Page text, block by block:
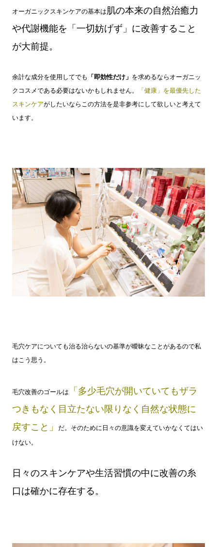
オーガニックスキンケアの基本は肌の本来の自然治癒力
や代謝機能を 「一切妨げず」に改善すること
が大前提。
余計な成分を使用してでも 「即効性だけ」 を求めるなら オーガニッ
クコスメである必要はないかもしれません。
「健康」を最優先した
スキンケアがしたいならこの方法を是非参考にして欲しいと考えて
います。
毛穴ケアについても治る治らないの基準が曖昧なことがあるので私
はこう思う。
毛穴改善のゴールは
「多少毛穴が開いていてもザラ
つきもなく目立たない限りなく自然な状態に
戻すこと 」 だ。 そのために 日々の意識を変えていかなくてはい
けない。
日々のスキンケアや生活習慣の中に改善の糸
口は確かに存在する。